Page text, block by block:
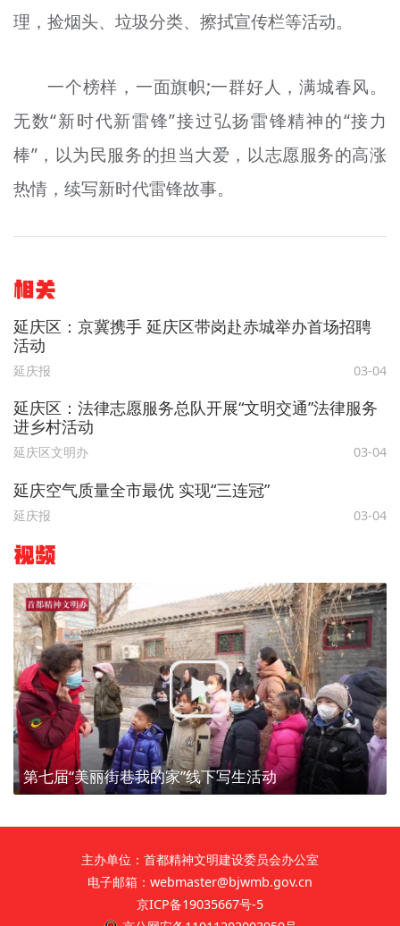
理，捡烟头、垃圾分类、擦拭宣传栏等活动。
一个榜样，一面旗帜;一群好人，满城春风。
无数“新时代新雷锋”接过弘扬雷锋精神的“接力
棒”，以为民服务的担当大爱，以志愿服务的高涨
热情，续写新时代雷锋故事。
相关
延庆区：京冀携手 延庆区带岗赴赤城举办首场招聘
活动
延庆报 03-04
延庆区：法律志愿服务总队开展“文明交通”法律服务
进乡村活动
延庆区文明办 03-04
延庆空气质量全市最优 实现“三连冠”
延庆报 03-04
视频
第七届“美丽街巷我的家”线下写生活动
主办单位：首都精神文明建设委员会办公室
电子邮箱：webmaster@bjwmb.gov.cn
京ICP备19035667号-5